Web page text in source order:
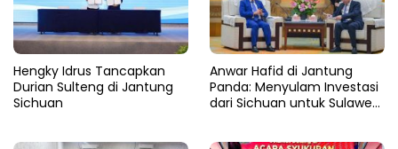
Hengky Idrus Tancapkan
Durian Sulteng di Jantung
Sichuan
Anwar Hafid di Jantung
Panda: Menyulam Investasi
dari Sichuan untuk Sulawesi